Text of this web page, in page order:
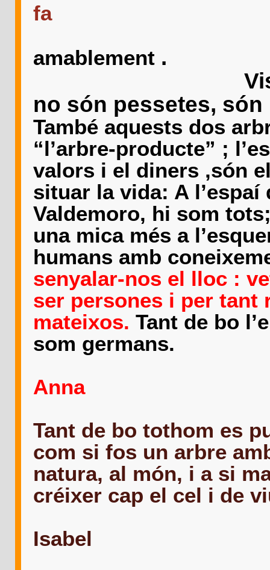
fa
amablement.
Visca
no són pessetes, són
També aquests dos
“l’arbre-producte” ;
valors i el diners ,són
situar la vida: A
Valdemoro, hi som
una mica més a
humans amb
senyalar-nos el lloc :
ser persones i per tant
mateixos. Tant de bo
som germans.
Anna
Tant de bo tothom es
com si fos un arbre
natura, al món, i a si
créixer cap el cel i de
Isabel